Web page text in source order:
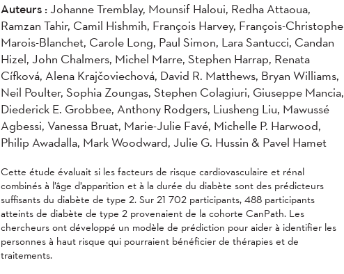
Auteurs :Johanne Tremblay, Mounsif Haloui, Redha Attaoua,
Ramzan Tahir, Camil Hishmih, François Harvey, François-Christophe
Marois-Blanchet, Carole Long, Paul Simon, Lara Santucci, Candan
Hizel, John Chalmers, Michel Marre, Stephen Harrap, Renata
Cífková, Alena Krajčoviechová, David R. Matthews, Bryan Williams,
Neil Poulter, Sophia Zoungas, Stephen Colagiuri, Giuseppe Mancia,
Diederick E. Grobbee, Anthony Rodgers, Liusheng Liu, Mawussé
Agbessi, Vanessa Bruat, Marie-Julie Favé, Michelle P. Harwood,
Philip Awadalla, Mark Woodward, Julie G. Hussin & Pavel Hamet
Cette étude évaluait si les facteurs de risque cardiovasculaire et rénal
combinés à l’âge d’apparition et à la durée du diabète sont des prédicteurs
suffisants du diabète de type 2. Sur 21 702 participants, 488 participants
atteints de diabète de type 2 provenaient de la cohorte CanPath. Les
chercheurs ont développé un modèle de prédiction pour aider à identifier les
personnes à haut risque qui pourraient bénéficier de thérapies et de
traitements.